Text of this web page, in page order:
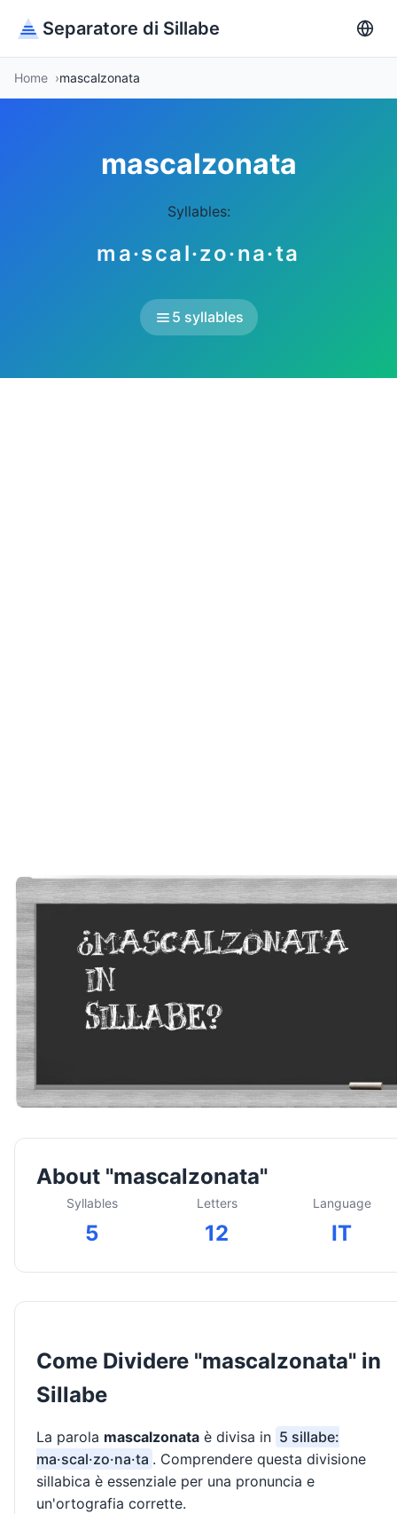
Separatore di Sillabe
Home mascalzonata
mascalzonata
Syllables:
ma·scal·zo·na·ta
5 syllables
About "mascalzonata"
Syllables
5
Letters
12
Language
IT
Come Dividere "mascalzonata" in
Sillabe
La parola mascalzonata è divisa in 5 sillabe:
ma·scal·zo·na·ta . Comprendere questa divisione
sillabica è essenziale per una pronuncia e
un'ortografia corrette.